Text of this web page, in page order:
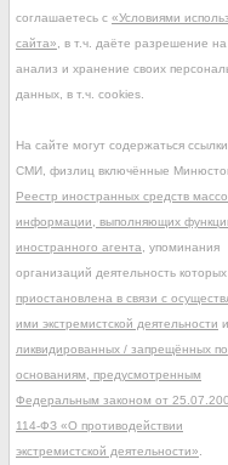
соглашаетесь с «Условиями
сайта» , в т.ч. даёте разрешение на
анализ и хранение своих
данных, в т.ч. cookies.
На сайте могут содержаться
СМИ, физлиц включённые
Реестр иностранных средств
информации, выполняющих
иностранного агента , упоминания
организаций деятельность которых
приостановлена в связи с
ими экстремистской деятельности
ликвидированных / запрещённых по
основаниям, предусмотренным
Федеральным законом от
114-ФЗ «О противодействии
экстремистской деятельности»